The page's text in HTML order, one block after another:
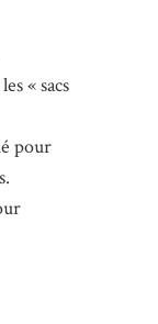
« sacs
pour